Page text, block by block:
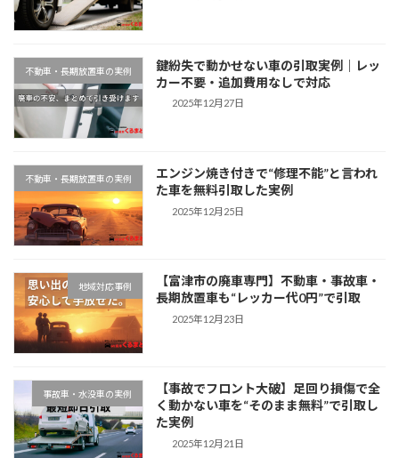
不動車・長期放置車の実例
鍵紛失で動かせない車の引取実例｜レッ
カー不要・追加費用なしで対応
2025年12月27日
不動車・長期放置車の実例
エンジン焼き付きで“修理不能”と言われ
た車を無料引取した実例
2025年12月25日
地域対応事例
【富津市の廃車専門】不動車・事故車・
長期放置車も“レッカー代0円”で引取
2025年12月23日
事故車・水没車の実例
【事故でフロント大破】足回り損傷で全
く動かない車を“そのまま無料”で引取し
た実例
2025年12月21日